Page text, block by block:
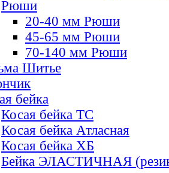
Рюши
20-40 мм Рюши
45-65 мм Рюши
70-140 мм Рюши
Шитье
бейка
Косая бейка ТС
Косая бейка Атласная
Косая бейка ХБ
Бейка ЭЛАСТИЧНАЯ